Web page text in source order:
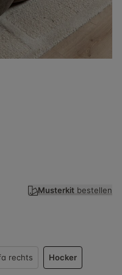
Musterkit bestellen
rechts Hocker